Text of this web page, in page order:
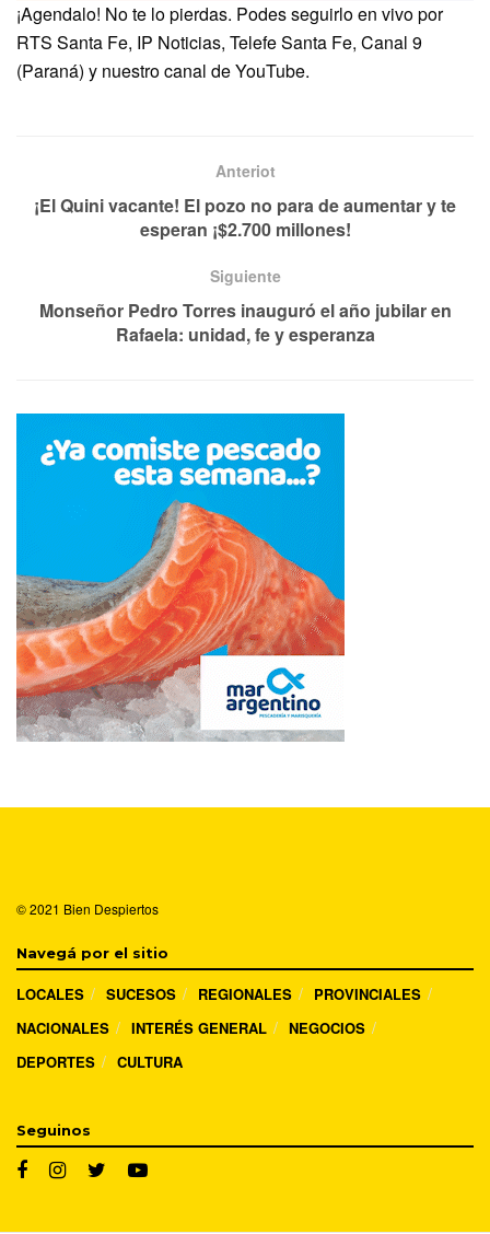
¡Agendalo! No te lo pierdas. Podes seguirlo en vivo por
RTS Santa Fe, IP Noticias, Telefe Santa Fe, Canal 9
(Paraná) y nuestro canal de YouTube.
Anteriot
¡El Quini vacante! El pozo no para de aumentar y te
esperan ¡$2.700 millones!
Siguiente
Monseñor Pedro Torres inauguró el año jubilar en
Rafaela: unidad, fe y esperanza
© 2021 Bien Despiertos
Navegá por el sitio
LOCALES SUCESOS REGIONALES
PROVINCIALES
NACIONALES
INTERÉS GENERAL
NEGOCIOS
DEPORTES
CULTURA
Seguinos